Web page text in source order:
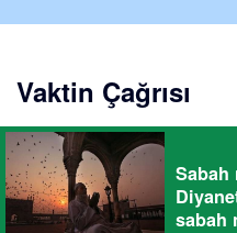
Vaktin Çağrısı
Sabah
sabah